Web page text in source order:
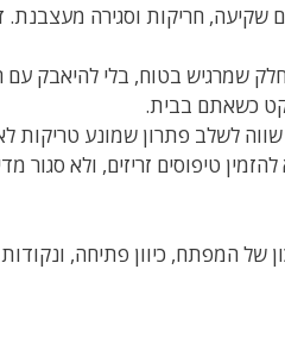
שקיעה, חריקות וסגירה
חלק שמרגיש בטוח, בלי להיאבק
כשאתם בבית.
לשלב פתרון שמונע טריקות
טיפוסים זריזים, ולא
המפתח, כיוון פתיחה, ונקודות